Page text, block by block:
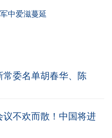
中爱滋蔓延
委名单胡春华、陈
不欢而散！中国将进